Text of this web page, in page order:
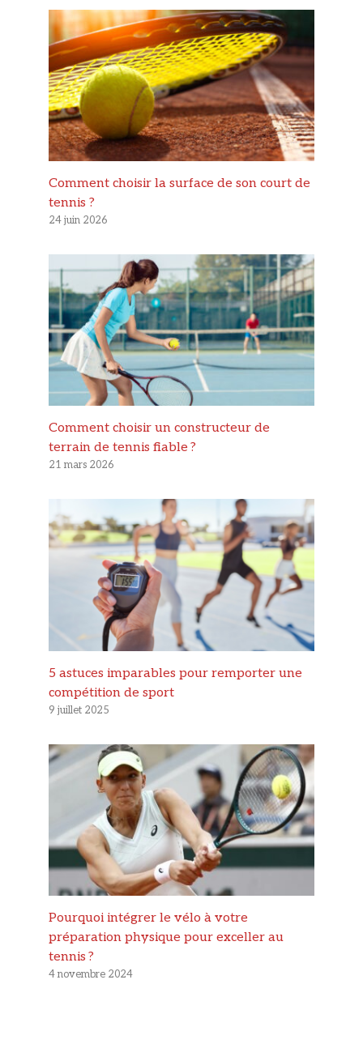
Comment choisir la surface de son court de
tennis ?
24 juin 2026
Comment choisir un constructeur de
terrain de tennis fiable ?
21 mars 2026
5 astuces imparables pour remporter une
compétition de sport
9 juillet 2025
Pourquoi intégrer le vélo à votre
préparation physique pour exceller au
tennis ?
4 novembre 2024